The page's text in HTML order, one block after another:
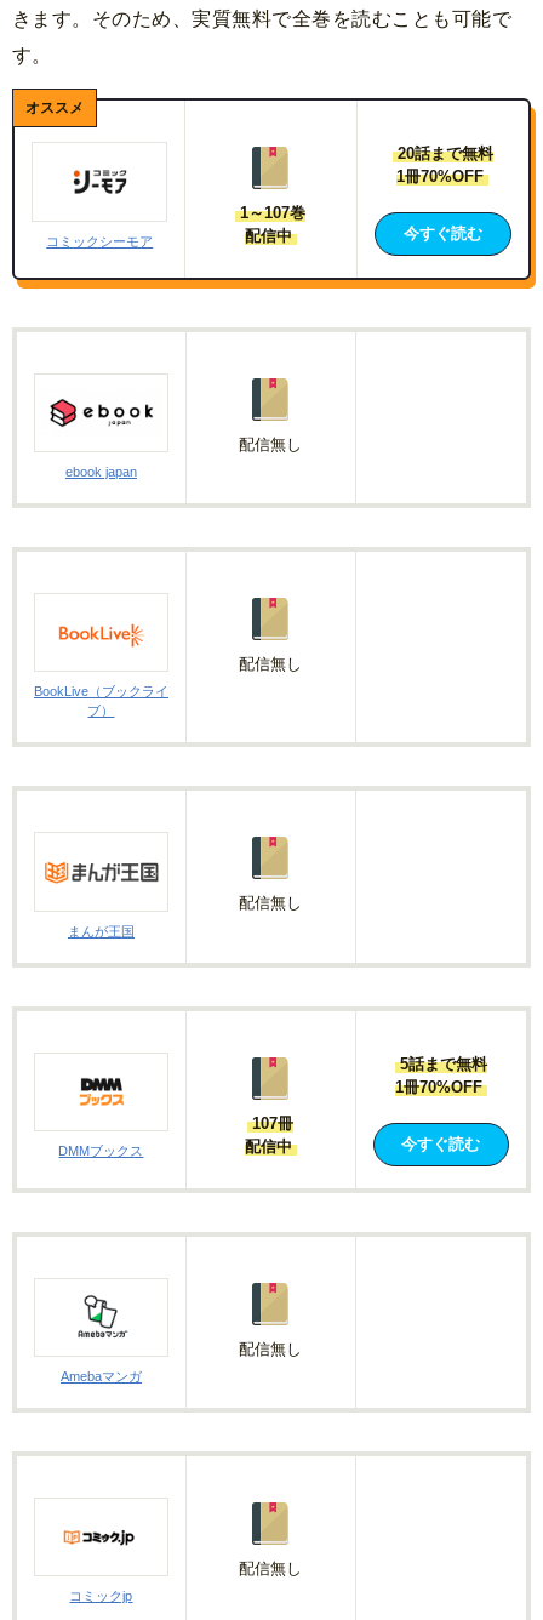
きます。そのため、実質無料で全巻を読むことも可能で
す。
コミックシーモア
1～107巻
配信中
20話まで無料
1冊70%OFF
今すぐ読む
ebook japan
配信無し
BookLive（ブックライ
ブ）
配信無し
まんが王国
配信無し
DMMブックス
107冊
配信中
5話まで無料
1冊70%OFF
今すぐ読む
Amebaマンガ
配信無し
コミックjp
配信無し